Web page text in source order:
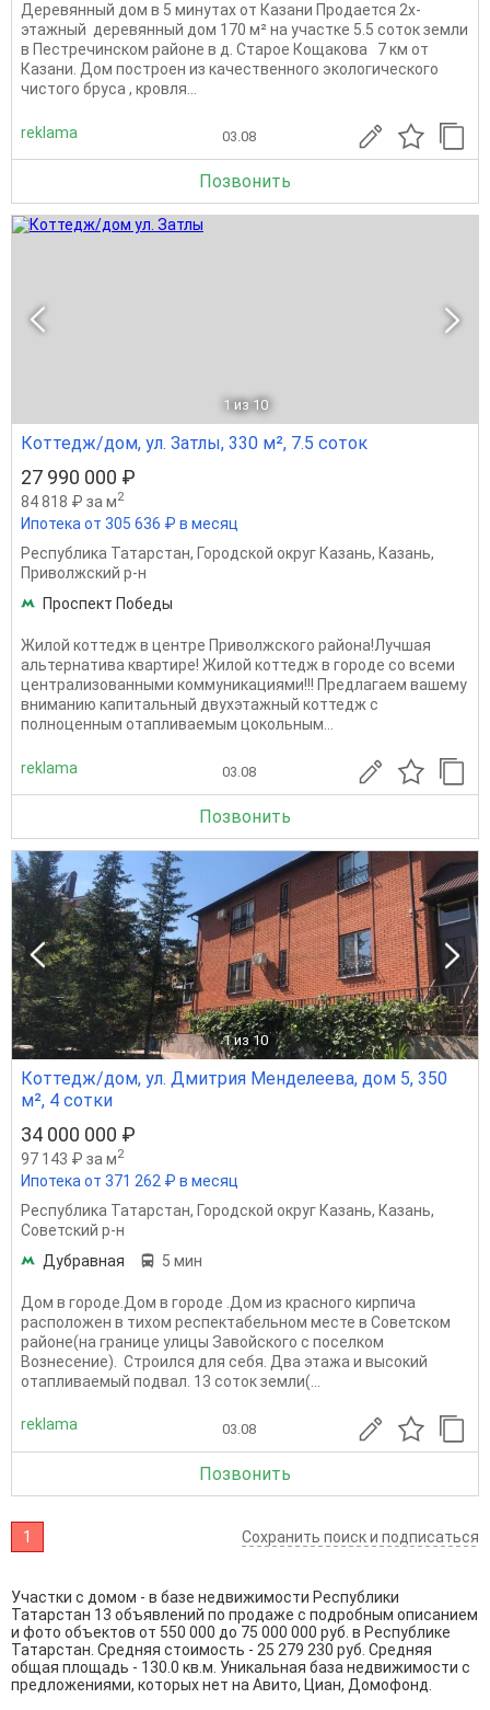
Деревянный дом в 5 минутах от Казани Продается 2х-
этажный деревянный дом 170 м² на участке 5.5 соток земли
в Пестречинском районе в д. Старое Кощакова 7 км от
Казани. Дом построен из качественного экологического
чистого бруса , кровля...
reklama 03.08
Позвонить
1 из 10
Коттедж/дом, ул. Затлы, 330 м², 7.5 соток
27 990 000 ₽
84 818 ₽ за м2
Ипотека от 305 636 ₽ в месяц
Республика Татарстан, Городской округ Казань, Казань,
Приволжский р-н
Проспект Победы
Жилой коттедж в центре Приволжского района!Лучшая
альтернатива квартире! Жилой коттедж в городе со всеми
централизованными коммуникациями!!! Предлагаем вашему
вниманию капитальный двухэтажный коттедж с
полноценным отапливаемым цокольным...
reklama 03.08
Позвонить
1 из 10
Коттедж/дом, ул. Дмитрия Менделеева, дом 5, 350
м², 4 сотки
34 000 000 ₽
97 143 ₽ за м2
Ипотека от 371 262 ₽ в месяц
Республика Татарстан, Городской округ Казань, Казань,
Советский р-н
Дубравная
5 мин
Дом в городе.Дом в городе .Дом из красного кирпича
расположен в тихом респектабельном месте в Советском
районе(на границе улицы Завойского с поселком
Вознесение). Строился для себя. Два этажа и высокий
отапливаемый подвал. 13 соток земли(...
reklama 03.08
Позвонить
1 Сохранить поиск и подписаться
Участки с домом - в базе недвижимости Республики
Татарстан 13 объявлений по продаже с подробным описанием
и фото объектов от 550 000 до 75 000 000 руб. в Республике
Татарстан. Средняя стоимость - 25 279 230 руб. Средняя
общая площадь - 130.0 кв.м. Уникальная база недвижимости с
предложениями, которых нет на Авито, Циан, Домофонд.